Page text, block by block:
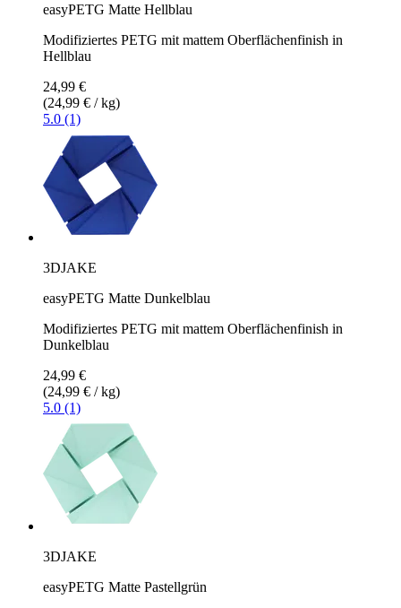
easyPETG Matte Hellblau
Modifiziertes PETG mit mattem Oberflächenfinish in
Hellblau
24,99 €
(24,99 € / kg)
5.0 (1)
3DJAKE
easyPETG Matte Dunkelblau
Modifiziertes PETG mit mattem Oberflächenfinish in
Dunkelblau
24,99 €
(24,99 € / kg)
5.0 (1)
3DJAKE
easyPETG Matte Pastellgrün